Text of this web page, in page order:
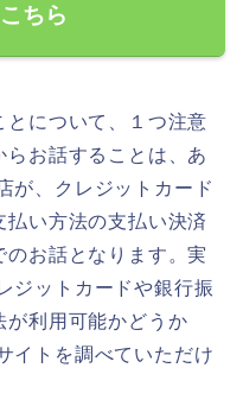
ちら
とについて、１つ注意
らお話することは、あ
が、クレジットカード
い方法の支払い決済
のお話となります。実
ジットカードや銀行振
が利用可能かどうか
イトを調べていただけ